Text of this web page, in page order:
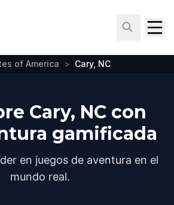
of America > Cary, NC
Cary, NC con
gamificada
en juegos de aventura en el
mundo real.